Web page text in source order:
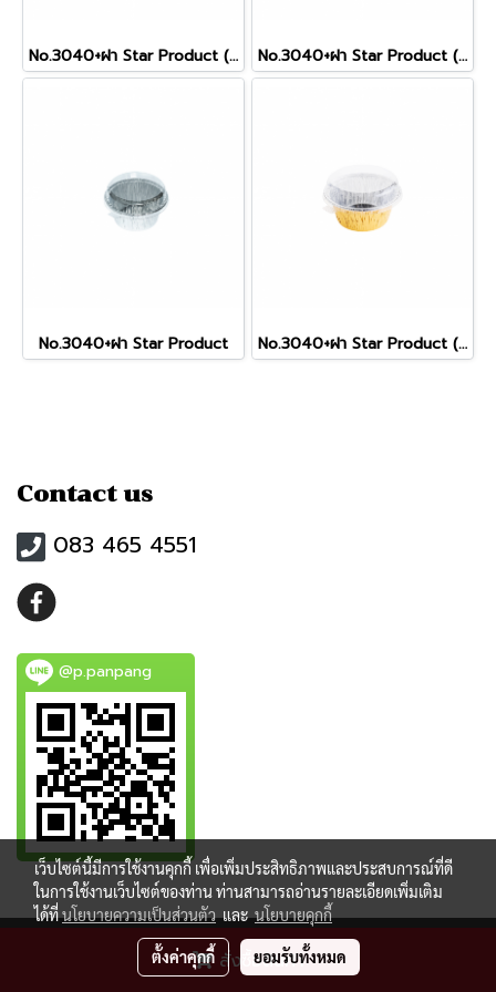
สั่งซื้อสินค้า
No.3040+ฝา Star Product (Cow) No.3040+ฝา Star Product (RoseGold)
No.3040+ฝา Star Product No.3040+ฝา Star Product (Gold)
Contact us
083 465 4551
@p.panpang
เว็บไซต์นี้มีการใช้งานคุกกี้ เพื่อเพิ่มประสิทธิภาพและประสบการณ์ที่ดี
ในการใช้งานเว็บไซต์ของท่าน ท่านสามารถอ่านรายละเอียดเพิ่มเติม
ได้ที่นโยบายความเป็นส่วนตัวและนโยบายคุกกี้
ตั้งค่าคุกกี้ ยอมรับทั้งหมด